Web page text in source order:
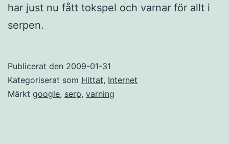
har just nu fått tokspel och varnar för allt i
serpen.
Publicerat den 2009-01-31
Kategoriserat som Hittat, Internet
Märkt google, serp, varning